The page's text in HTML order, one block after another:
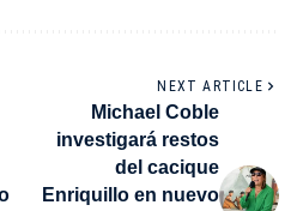
NEXT ARTICLE
Michael Coble
investigará restos
del cacique
Enriquillo en nuevo